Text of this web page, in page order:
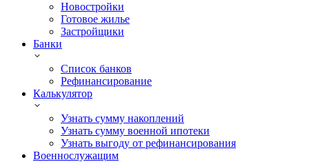
Новостройки
Готовое жилье
Застройщики
Банки
Список банков
Рефинансирование
Калькулятор
Узнать сумму накоплений
Узнать сумму военной ипотеки
Узнать выгоду от рефинансирования
Военнослужащим